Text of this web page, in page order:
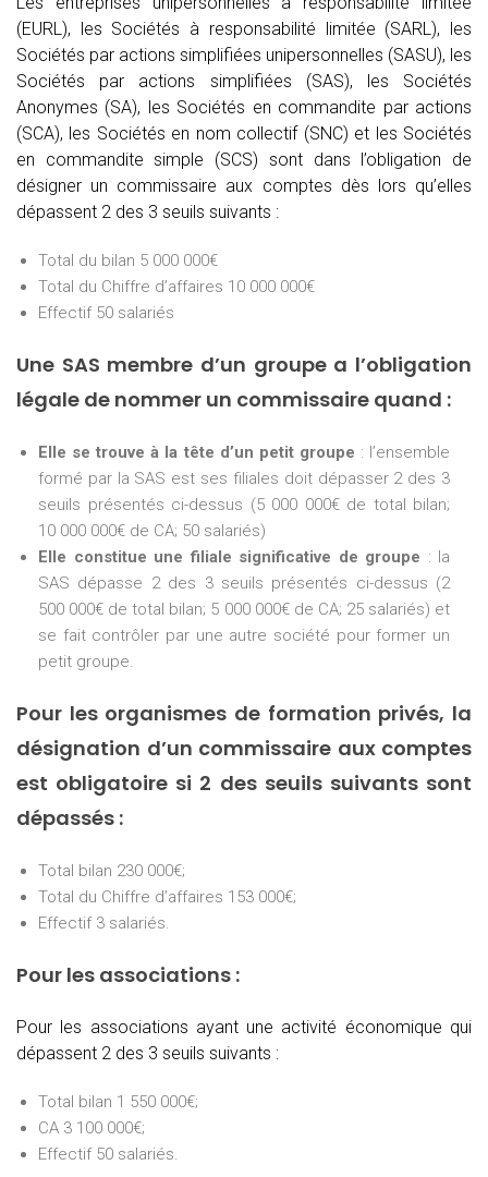
(EURL), les Sociétés à responsabilité limitée (SARL), les
Sociétés par actions simplifiées unipersonnelles (SASU), les
Sociétés par actions simplifiées (SAS), les Sociétés
Anonymes (SA), les Sociétés en commandite par actions
(SCA), les Sociétés en nom collectif (SNC) et les Sociétés
en commandite simple (SCS) sont dans l’obligation de
désigner un commissaire aux comptes dès lors qu’elles
dépassent 2 des 3 seuils suivants :
Total du bilan 5 000 000€
Total du Chiffre d’affaires 10 000 000€
Effectif 50 salariés
Une SAS membre d’un groupe a l’obligation
légale de nommer un commissaire quand :
Elle se trouve à la tête d’un petit groupe : l’ensemble
formé par la SAS est ses filiales doit dépasser 2 des 3
seuils présentés ci-dessus (5 000 000€ de total bilan;
10 000 000€ de CA; 50 salariés)
Elle constitue une filiale significative de groupe : la
SAS dépasse 2 des 3 seuils présentés ci-dessus (2
500 000€ de total bilan; 5 000 000€ de CA; 25 salariés) et
se fait contrôler par une autre société pour former un
petit groupe.
Pour les organismes de formation privés, la
désignation d’un commissaire aux comptes
est obligatoire si 2 des seuils suivants sont
dépassés :
Total bilan 230 000€;
Total du Chiffre d’affaires 153 000€;
Effectif 3 salariés.
Pour les associations :
Pour les associations ayant une activité économique qui
dépassent 2 des 3 seuils suivants :
Total bilan 1 550 000€;
CA 3 100 000€;
Effectif 50 salariés.